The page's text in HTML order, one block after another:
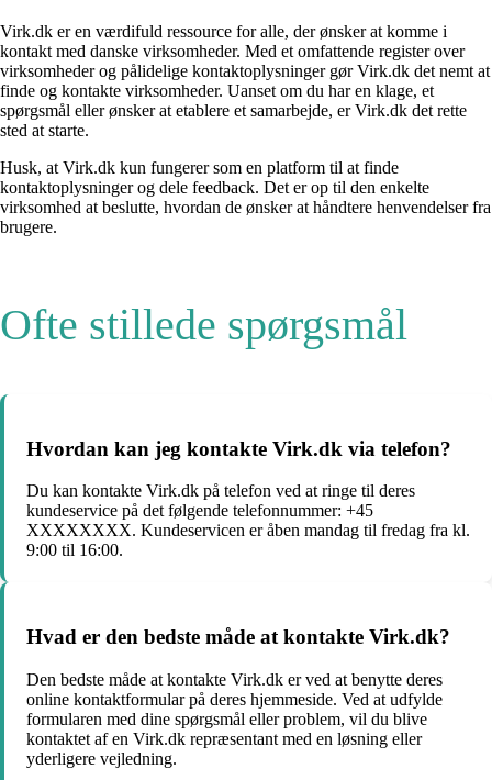
Virk.dk er en værdifuld ressource for alle, der ønsker at komme i
kontakt med danske virksomheder. Med et omfattende register over
virksomheder og pålidelige kontaktoplysninger gør Virk.dk det nemt at
finde og kontakte virksomheder. Uanset om du har en klage, et
spørgsmål eller ønsker at etablere et samarbejde, er Virk.dk det rette
sted at starte.
Husk, at Virk.dk kun fungerer som en platform til at finde
kontaktoplysninger og dele feedback. Det er op til den enkelte
virksomhed at beslutte, hvordan de ønsker at håndtere henvendelser fra
brugere.
Ofte stillede spørgsmål
Hvordan kan jeg kontakte Virk.dk via telefon?
Du kan kontakte Virk.dk på telefon ved at ringe til deres
kundeservice på det følgende telefonnummer: +45
XXXXXXXX. Kundeservicen er åben mandag til fredag fra kl.
9:00 til 16:00.
Hvad er den bedste måde at kontakte Virk.dk?
Den bedste måde at kontakte Virk.dk er ved at benytte deres
online kontaktformular på deres hjemmeside. Ved at udfylde
formularen med dine spørgsmål eller problem, vil du blive
kontaktet af en Virk.dk repræsentant med en løsning eller
yderligere vejledning.